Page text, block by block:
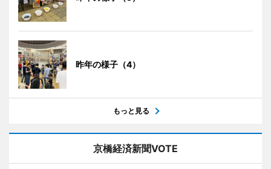
昨年の様子（4）
もっと見る
京橋経済新聞VOTE